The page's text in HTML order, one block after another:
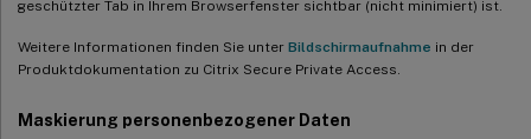
geschützter Tab in Ihrem Browserfenster sichtbar (nicht minimiert) ist.
Weitere Informationen finden Sie unter Bildschirmaufnahme in der
Produktdokumentation zu Citrix Secure Private Access.
Maskierung personenbezogener Daten